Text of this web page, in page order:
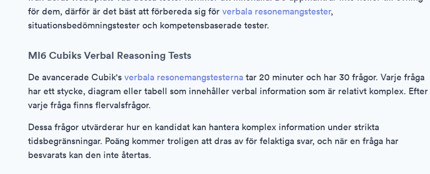
för dem, därför är det bäst att förbereda sig för verbala resonemangstester,
situationsbedömningstester och kompetensbaserade tester.
MI6 Cubiks Verbal Reasoning Tests
De avancerade Cubik's verbala resonemangstesterna tar 20 minuter och har 30 frågor. Varje fråga
har ett stycke, diagram eller tabell som innehåller verbal information som är relativt komplex. Efter
varje fråga finns flervalsfrågor.
Dessa frågor utvärderar hur en kandidat kan hantera komplex information under strikta
tidsbegränsningar. Poäng kommer troligen att dras av för felaktiga svar, och när en fråga har
besvarats kan den inte återtas.